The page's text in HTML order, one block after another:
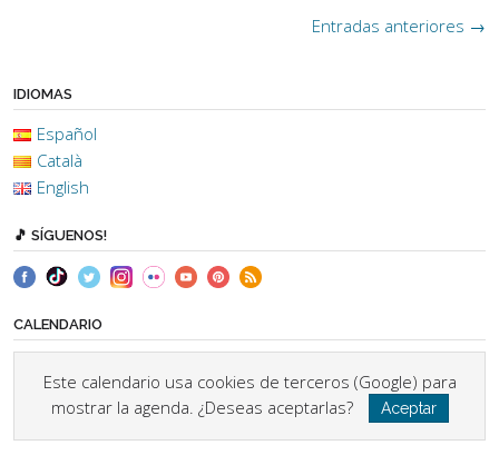
entradas
Entradas anteriores →
IDIOMAS
Español
Català
English
🎵 SÍGUENOS!
CALENDARIO
Este calendario usa cookies de terceros (Google) para
mostrar la agenda. ¿Deseas aceptarlas?
Aceptar